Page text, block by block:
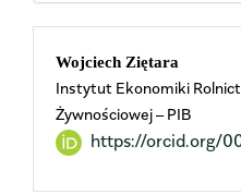
Main
Article
Content
Wojciech Ziętara
Instytut Ekonomiki
Żywnościowej – PIB
https://orcid.org/